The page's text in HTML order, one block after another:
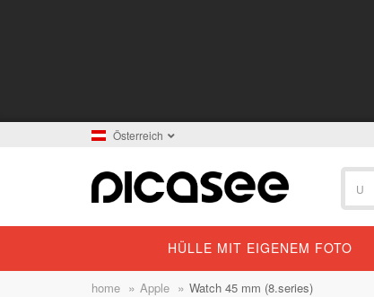
Österreich
HÜLLE MIT EIGENEM FOTO
home » Apple » Watch 45 mm (8.series)